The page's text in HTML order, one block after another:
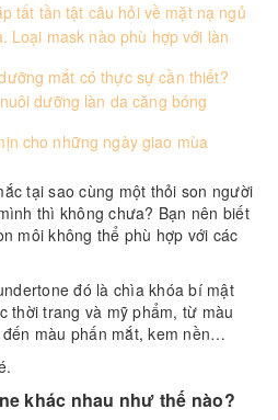
tất tần tật câu hỏi về mặt nạ ngủ
Loại mask nào phù hợp với làn
mắt có thực sự cần thiết?
dưỡng làn da căng bóng
cho những ngày giao mùa
tại sao cùng một thỏi son người
thì không chưa? Bạn nên biết
môi không thể phù hợp với các
đó là chìa khóa bí mật
thời trang và mỹ phẩm, từ màu
màu phấn mắt, kem nền…
khác nhau như thế nào?